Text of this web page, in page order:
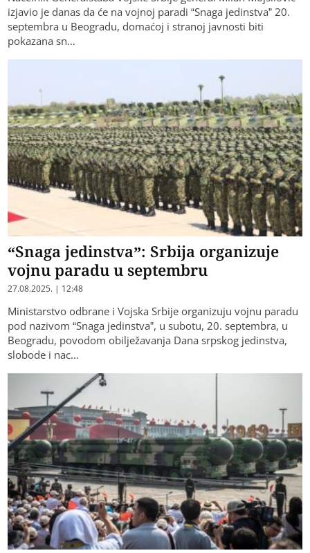
izjavio je danas da će na vojnoj paradi “Snaga jedinstva” 20.
septembra u Beogradu, domaćoj i stranoj javnosti biti
pokazana sn…
“Snaga jedinstva”: Srbija organizuje
vojnu paradu u septembru
27.08.2025. | 12:48
Ministarstvo odbrane i Vojska Srbije organizuju vojnu paradu
pod nazivom “Snaga jedinstva”, u subotu, 20. septembra, u
Beogradu, povodom obilježavanja Dana srpskog jedinstva,
slobode i nac…